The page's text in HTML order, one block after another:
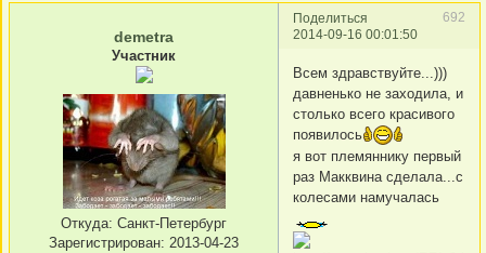
Поделиться
692
2014-09-16 00:01:50
demetra
Участник
Откуда: Санкт-Петербург
Зарегистрирован: 2013-04-23
Всем здравствуйте...)))
давненько не заходила, и
столько всего красивого
появилось
я вот племяннику первый
раз Макквина сделала...с
колесами намучалась